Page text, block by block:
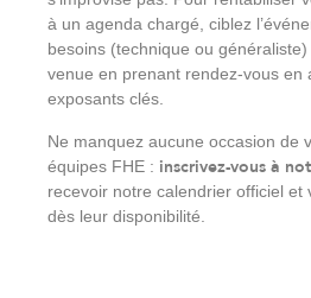
à un agenda chargé, ciblez
besoins (technique ou
venue en prenant rendez-vous en
exposants clés.
Ne manquez aucune occasion de
équipes FHE : inscrivez-vous à
recevoir notre calendrier officiel et
dès leur disponibilité.